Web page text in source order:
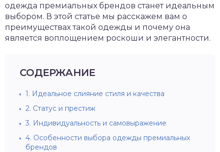
одежда премиальных брендов станет идеальным
выбором. В этой статье мы расскажем вам о
преимуществах такой одежды и почему она
является воплощением роскоши и элегантности.
СОДЕРЖАНИЕ
1. Идеальное слияние стиля и качества
2. Статус и престиж
3. Индивидуальность и самовыражение
4. Особенности выбора одежды премиальных
брендов